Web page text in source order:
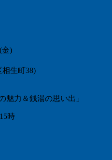
金)
生町38)
魅力＆銭湯の思い出」
時